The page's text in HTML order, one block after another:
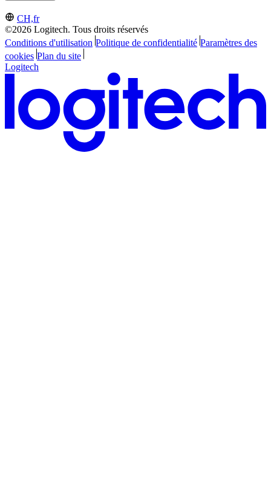
CH,fr
©2026 Logitech. Tous droits réservés
Conditions d'utilisation Politique de confidentialité Paramètres des
cookies Plan du site
Logitech